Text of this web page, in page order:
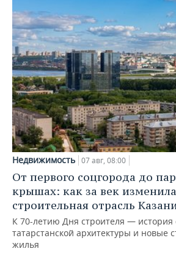
Недвижимость 07 авг, 08:00
От первого соцгорода до
крышах: как за век
строительная отрасль
К 70-летию Дня строителя — история
татарстанской архитектуры и новые
жилья